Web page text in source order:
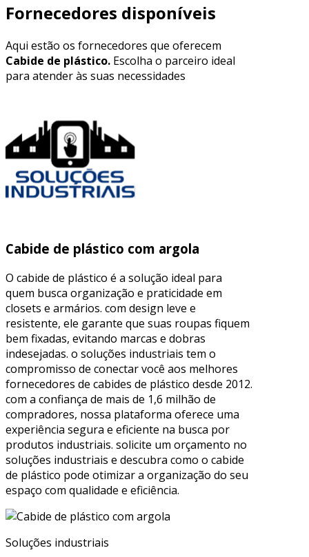
Fornecedores disponíveis
Aqui estão os fornecedores que oferecem
Cabide de plástico. Escolha o parceiro ideal
para atender às suas necessidades
Cabide de plástico com argola
O cabide de plástico é a solução ideal para
quem busca organização e praticidade em
closets e armários. com design leve e
resistente, ele garante que suas roupas fiquem
bem fixadas, evitando marcas e dobras
indesejadas. o soluções industriais tem o
compromisso de conectar você aos melhores
fornecedores de cabides de plástico desde 2012.
com a confiança de mais de 1,6 milhão de
compradores, nossa plataforma oferece uma
experiência segura e eficiente na busca por
produtos industriais. solicite um orçamento no
soluções industriais e descubra como o cabide
de plástico pode otimizar a organização do seu
espaço com qualidade e eficiência.
Soluções industriais